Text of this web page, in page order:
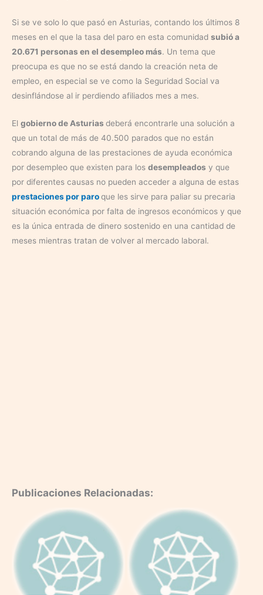
Si se ve solo lo que pasó en Asturias, contando los últimos 8
meses en el que la tasa del paro en esta comunidad subió a
20.671 personas en el desempleo más. Un tema que
preocupa es que no se está dando la creación neta de
empleo, en especial se ve como la Seguridad Social va
desinflándose al ir perdiendo afiliados mes a mes.
El gobierno de Asturias deberá encontrarle una solución a
que un total de más de 40.500 parados que no están
cobrando alguna de las prestaciones de ayuda económica
por desempleo que existen para los desempleados y que
por diferentes causas no pueden acceder a alguna de estas
prestaciones por paroque les sirve para paliar su precaria
situación económica por falta de ingresos económicos y que
es la única entrada de dinero sostenido en una cantidad de
meses mientras tratan de volver al mercado laboral.
Publicaciones Relacionadas: